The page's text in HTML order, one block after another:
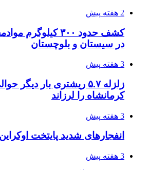
2 هفته پیش
در سیستان و بلوچستان
3 هفته پیش
زلزله ۵.۷ ریشتری بار دیگر
کرمانشاه را لرزاند
3 هفته پیش
انفجارهای شدید پایتخت
3 هفته پیش